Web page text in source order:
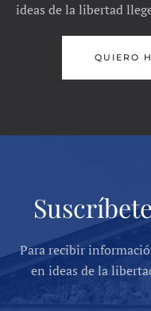
ideas de la libertad
QUIERO
Para recibir
en ideas de la